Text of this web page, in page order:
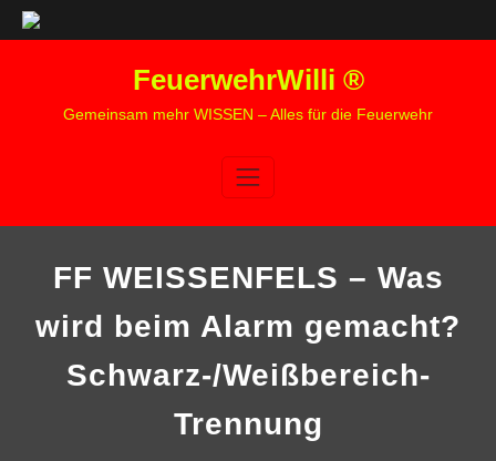
FeuerwehrWilli ®
Gemeinsam mehr WISSEN – Alles für die Feuerwehr
FF WEISSENFELS – Was
wird beim Alarm gemacht?
Schwarz-/Weißbereich-
Trennung